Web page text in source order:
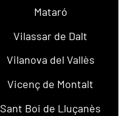
Mataró
Vilassar de Dalt
Vilanova del Vallès
Vicenç de Montalt
Sant Boi de Lluçanès